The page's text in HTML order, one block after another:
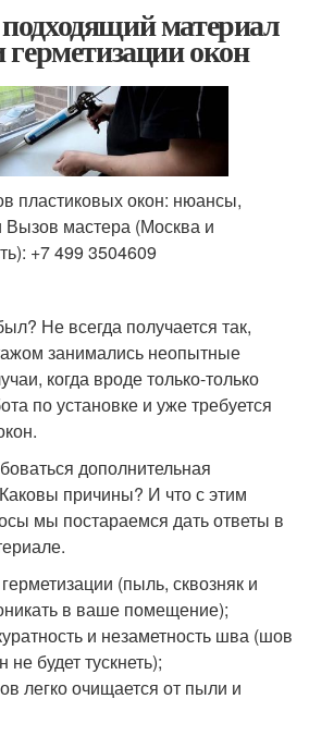
материал
окон
пластиковых окон: нюансы,
Вызов мастера (Москва и
+7 499 3504609
Не всегда получается так,
занимались неопытные
когда вроде только-только
по установке и уже требуется
дополнительная
причины? И что с этим
мы постараемся дать ответы в
(пыль, сквозняк и
в ваше помещение);
и незаметность шва (шов
будет тускнеть);
легко очищается от пыли и